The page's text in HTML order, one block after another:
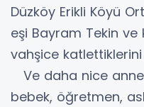
Düzköy Erikli Köyü
eşi Bayram Tekin ve
vahşice
Ve daha nice
bebek, öğretmen,